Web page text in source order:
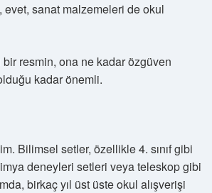
evet, sanat malzemeleri de okul
bir resmin, ona ne kadar özgüven
kadar önemli.
Bilimsel setler, özellikle 4. sınıf gibi
deneyleri setleri veya teleskop gibi
birkaç yıl üst üste okul alışverişi